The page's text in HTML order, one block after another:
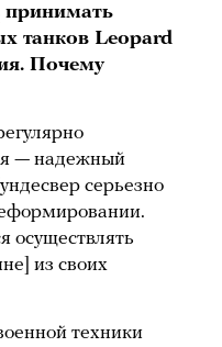
принимать
танков Leopard
Почему
— надежный
серьезно
осуществлять
из своих
техники